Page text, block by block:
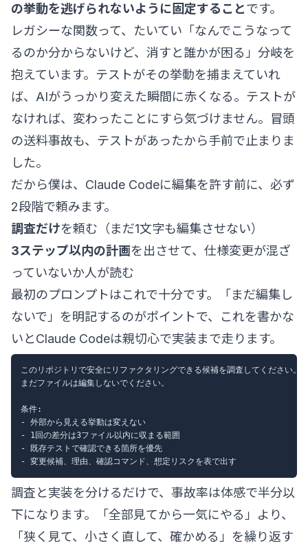
の挙動を逃げられないように固定することです。
レガシーな関数って、たいてい「なんでこうなって
るのか分からないけど、消すと誰かが困る」分岐を
抱えています。テストがその挙動を捕まえていれ
ば、AIがうっかり変えた瞬間に赤くなる。テストが
なければ、変わったことにすら気づけません。冒頭
の送料事故も、テストがあったから手前で止まりま
した。
だから僕は、Claude Codeに編集を許す前に、必ず
2段階で頼みます。
調査だけを頼む（まだ1文字も編集させない）
3ステップ以内の計画を出させて、仕様変更が混ざ
っていないか人が読む
最初のプロンプトはこれで十分です。「まだ編集し
ないで」を明記するのがポイントで、これを書かな
いとClaude Codeは親切心で実装まで走ります。
このリポジトリで安全にリファクタリングできる候補を調査してください。
まだファイルは編集しないでください。
条件:
- 外部から見える挙動は変えない
- 1回の差分は3ファイル以内に収まる範囲
- 既存テストで確認できる箇所を優先
調査と実装を分けるだけで、事故率は体感で半分以
下になります。「全部見てから一気にやる」より、
「狭く見て、小さく直して、確かめる」を繰り返す